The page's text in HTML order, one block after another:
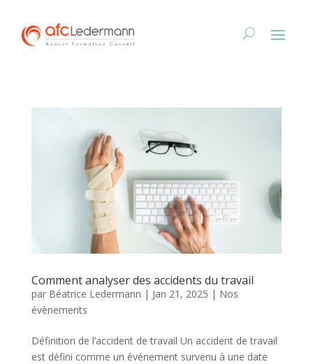
Comment analyser des accidents du travail
par Béatrice Ledermann | Jan 21, 2025 | Nos
évènements
Définition de l’accident de travail Un accident de travail
est défini comme un événement survenu à une date